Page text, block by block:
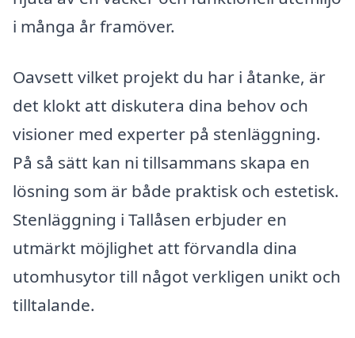
i många år framöver.
Oavsett vilket projekt du har i åtanke, är
det klokt att diskutera dina behov och
visioner med experter på stenläggning.
På så sätt kan ni tillsammans skapa en
lösning som är både praktisk och estetisk.
Stenläggning i Tallåsen erbjuder en
utmärkt möjlighet att förvandla dina
utomhusytor till något verkligen unikt och
tilltalande.